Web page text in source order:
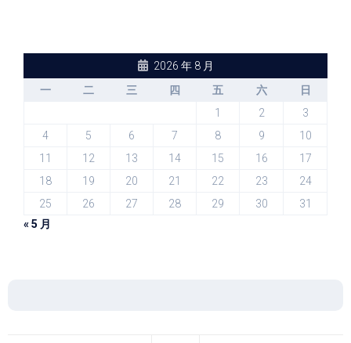
2026 年 8 月
一
二 三 四 五 六
日
1
2
3
4
5 6 7 8 9
10
11
12 13 14 15 16
17
18
19 20 21 22 23
24
25
26 27 28 29 30
31
« 5 月